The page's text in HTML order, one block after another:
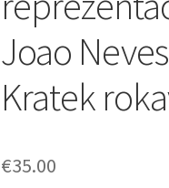
Joao
Kratek
€35.00